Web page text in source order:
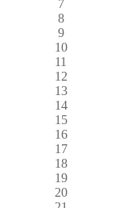
7
8
9
10
11
12
13
14
15
16
17
18
19
20